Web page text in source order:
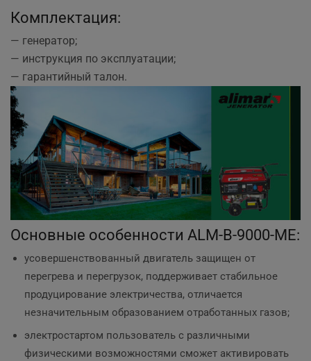
Комплектация:
— генератор;
— инструкция по эксплуатации;
— гарантийный талон.
Основные особенности ALM-B-9000-ME:
усовершенствованный двигатель защищен от
перегрева и перегрузок, поддерживает стабильное
продуцирование электричества, отличается
незначительным образованием отработанных газов;
электростартом пользователь с различными
физическими возможностями сможет активировать